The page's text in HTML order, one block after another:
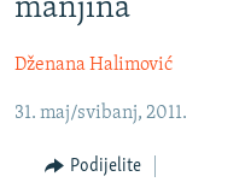
na
navigaciju
Pređite
SRBIJA
KOSOVO
CRNA GORA
VIZUELNO
manjina
Dženana Halimović
31. maj/svibanj, 2011.
Podijelite